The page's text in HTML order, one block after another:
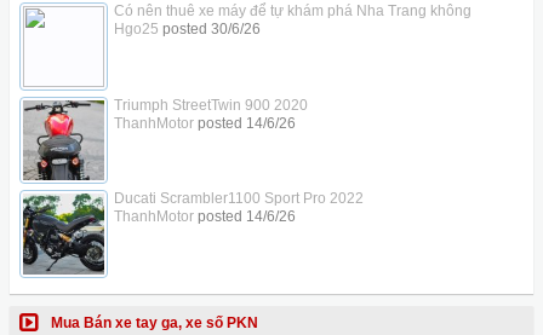
Có nên thuê xe máy để tự khám phá Nha Trang không
Hgo25 posted 30/6/26
Triumph StreetTwin 900 2020
ThanhMotorposted 14/6/26
Ducati Scrambler1100 Sport Pro 2022
ThanhMotorposted 14/6/26
Mua Bán xe tay ga, xe số PKN